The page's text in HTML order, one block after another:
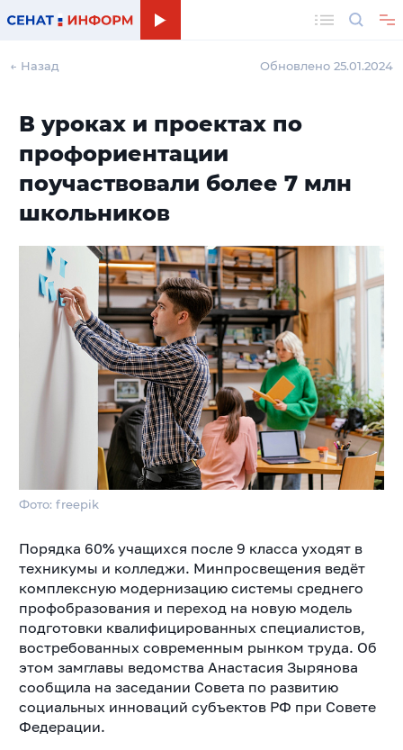
← Назад Обновлено 25.01.2024
В уроках и проектах по
профориентации
поучаствовали более 7 млн
школьников
Фото: freepik
Порядка 60% учащихся после 9 класса уходят в
техникумы и колледжи. Минпросвещения ведёт
комплексную модернизацию системы среднего
профобразования и переход на новую модель
подготовки квалифицированных специалистов,
востребованных современным рынком труда. Об
этом замглавы ведомства Анастасия Зырянова
сообщила на заседании Совета по развитию
социальных инноваций субъектов РФ при Совете
Федерации.